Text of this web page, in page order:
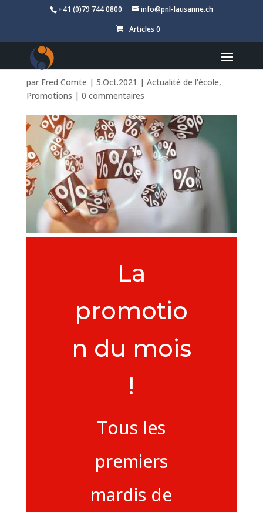
+41 (0)79 744 0800
info@pnl-lausanne.ch
Articles 0
Arrêter de fumer -30% /
Octobre 2021
par Fred Comte | 5.Oct.2021 | Actualité de l'école,
Promotions | 0 commentaires
La
promotio
n du mois
!
Tous les
premiers
mardis de